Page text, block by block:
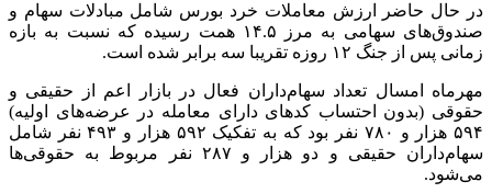
در حال حاضر ارزش معاملات خرد بورس شامل مبادلات سهام و
صندوق‌های سهامی به مرز ۱۴.۵ همت رسیده که نسبت به بازه
زمانی پس از جنگ ۱۲ روزه تقریبا سه برابر شده است.
مهرماه امسال تعداد سهام‌داران فعال در بازار اعم از حقیقی و
حقوقی (بدون احتساب کدهای دارای معامله در عرضه‌های اولیه)
۵۹۴ هزار و ۷۸۰ نفر بود که به تفکیک ۵۹۲ هزار و ۴۹۳ نفر شامل
سهام‌داران حقیقی و دو هزار و ۲۸۷ نفر مربوط به حقوقی‌ها
می‌شود.